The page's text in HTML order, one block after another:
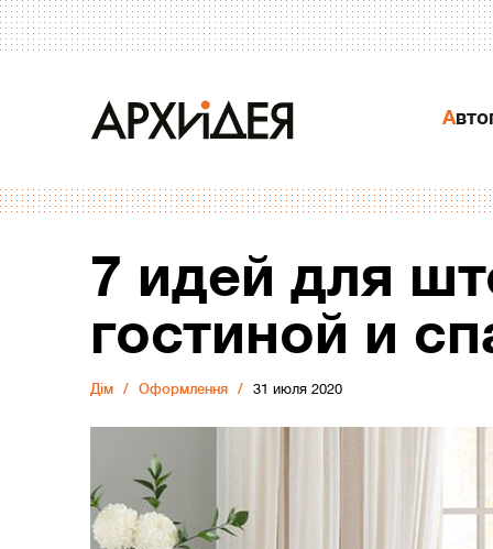
7 идей для
гостиной и
Дiм Оформлення 31 июля 2020